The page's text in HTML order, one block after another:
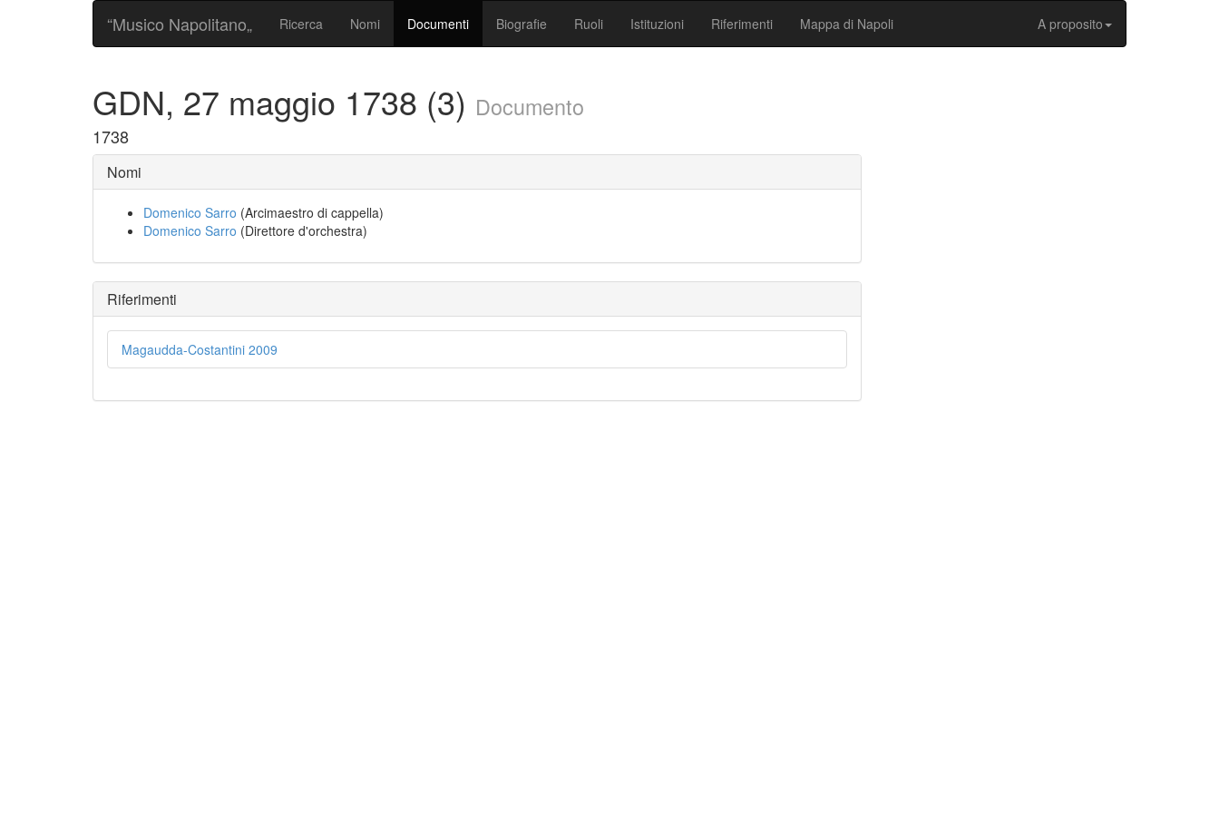
“Musico Napolitano„ Ricerca Nomi Documenti Biografie Ruoli Istituzioni Riferimenti Mappa di Napoli A proposito
GDN, 27 maggio 1738 (3) Documento
1738
Nomi
Domenico Sarro (Arcimaestro di cappella)
Domenico Sarro (Direttore d'orchestra)
Riferimenti
Magaudda-Costantini 2009